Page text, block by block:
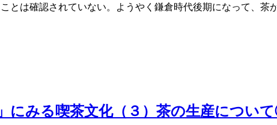
とは確認されていない。ようやく鎌倉時代後期になって、
にみる喫茶文化（３）茶の生産につい